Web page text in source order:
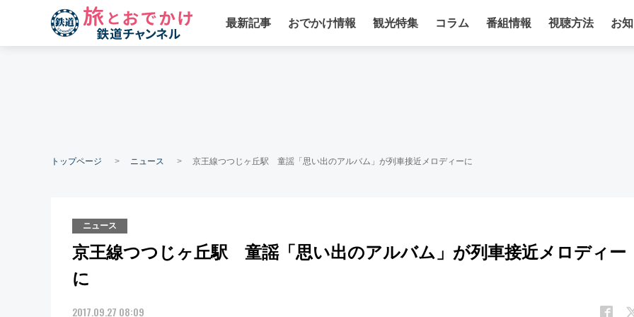
最新記事 おでかけ情報 観光特集 コラム 番組情報 視聴方法 お
トップページ ニュース 京王線つつじヶ丘駅 童謡「思い出のアルバム」が列車接近メロディーに
ニュース
京王線つつじヶ丘駅 童謡「思い出のアルバム」が列車接近メロディー
に
2017.09.27 08:09